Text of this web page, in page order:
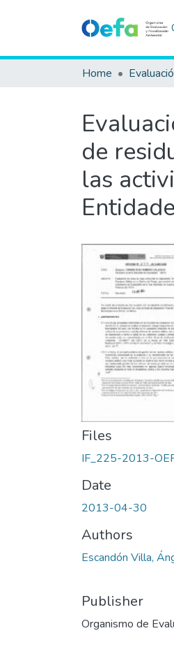
Home
de
las
Files
IF_225-2013-
Date
2013-04-30
Authors
Escandón Villa,
Publisher
Organismo de